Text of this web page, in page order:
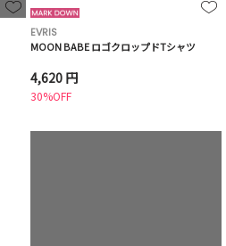
EVRIS
MOON BABE ロゴクロップドTシャツ
4,620 円
30%OFF